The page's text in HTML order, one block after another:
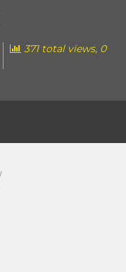
371 total views, 0